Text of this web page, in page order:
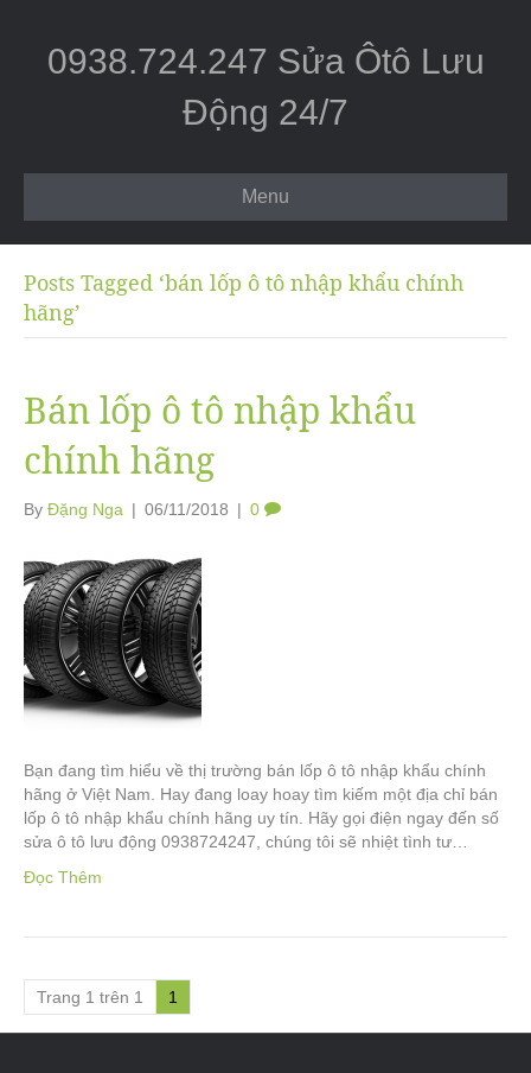
0938.724.247 Sửa Ôtô Lưu
Động 24/7
Menu
Posts Tagged ‘bán lốp ô tô nhập khẩu chính
hãng’
Bán lốp ô tô nhập khẩu
chính hãng
By Đặng Nga | 06/11/2018 | 0
Bạn đang tìm hiểu về thị trường bán lốp ô tô nhập khẩu chính
hãng ở Việt Nam. Hay đang loay hoay tìm kiếm một địa chỉ bán
lốp ô tô nhập khẩu chính hãng uy tín. Hãy gọi điện ngay đến số
sửa ô tô lưu động 0938724247, chúng tôi sẽ nhiệt tình tư…
Đọc Thêm
Trang 1 trên 1 1